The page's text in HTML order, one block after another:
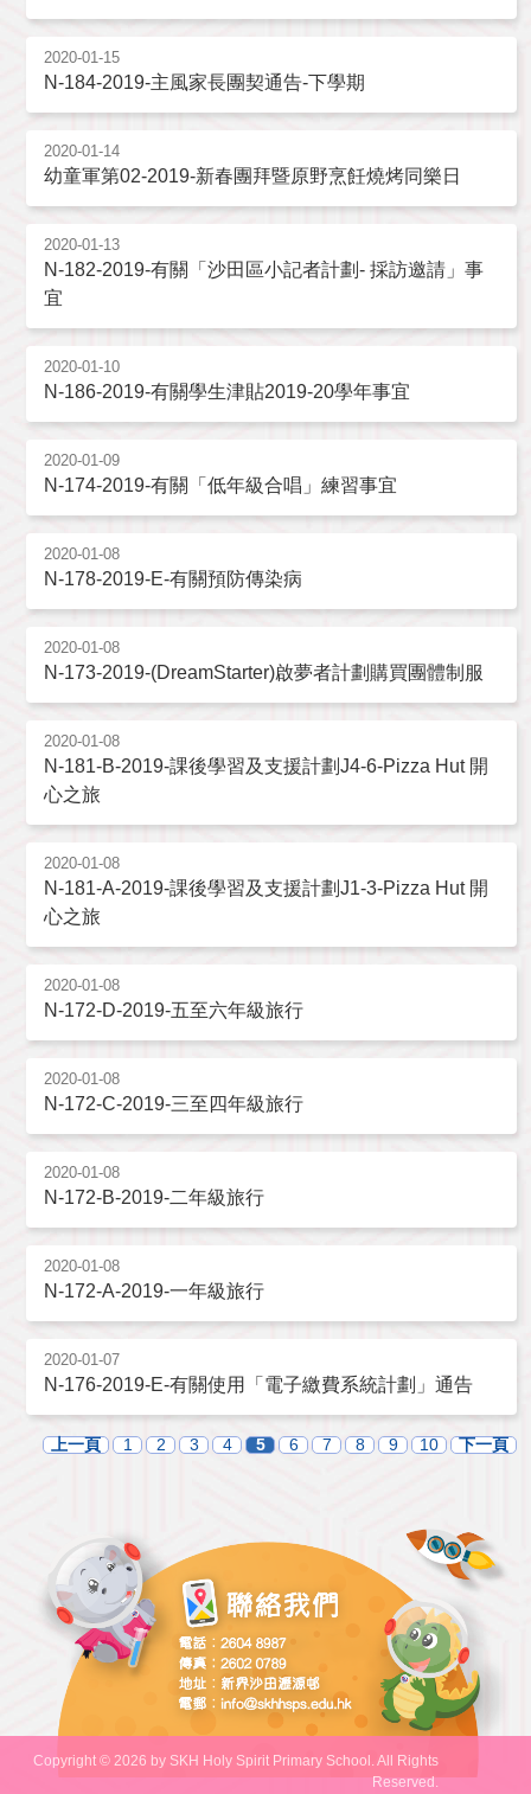
2020-01-15
N-184-2019-主風家長團契通告-下學期
2020-01-14
幼童軍第02-2019-新春團拜暨原野烹飪燒烤同樂日
2020-01-13
N-182-2019-有關「沙田區小記者計劃- 採訪邀請」事
宜
2020-01-10
N-186-2019-有關學生津貼2019-20學年事宜
2020-01-09
N-174-2019-有關「低年級合唱」練習事宜
2020-01-08
N-178-2019-E-有關預防傳染病
2020-01-08
N-173-2019-(DreamStarter)啟夢者計劃購買團體制服
2020-01-08
N-181-B-2019-課後學習及支援計劃J4-6-Pizza Hut 開
心之旅
2020-01-08
N-181-A-2019-課後學習及支援計劃J1-3-Pizza Hut 開
心之旅
2020-01-08
N-172-D-2019-五至六年級旅行
2020-01-08
N-172-C-2019-三至四年級旅行
2020-01-08
N-172-B-2019-二年級旅行
2020-01-08
N-172-A-2019-一年級旅行
2020-01-07
N-176-2019-E-有關使用「電子繳費系統計劃」通告
上一頁 1 2 3 4 5 6 7 8 9 10 下一頁
Copyright © 2026 by SKH Holy Spirit Primary School. All Rights
Reserved.